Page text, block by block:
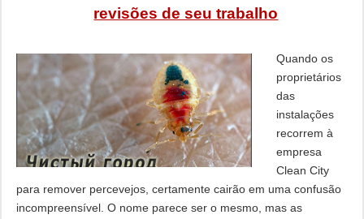
revisões de seu trabalho
Quando os
proprietários
das
instalações
recorrem à
empresa
Clean City
para remover percevejos, certamente cairão em uma confusão
incompreensível. O nome parece ser o mesmo, mas as